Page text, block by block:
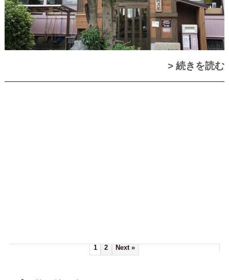
> 続きを読む
1 2 Next »